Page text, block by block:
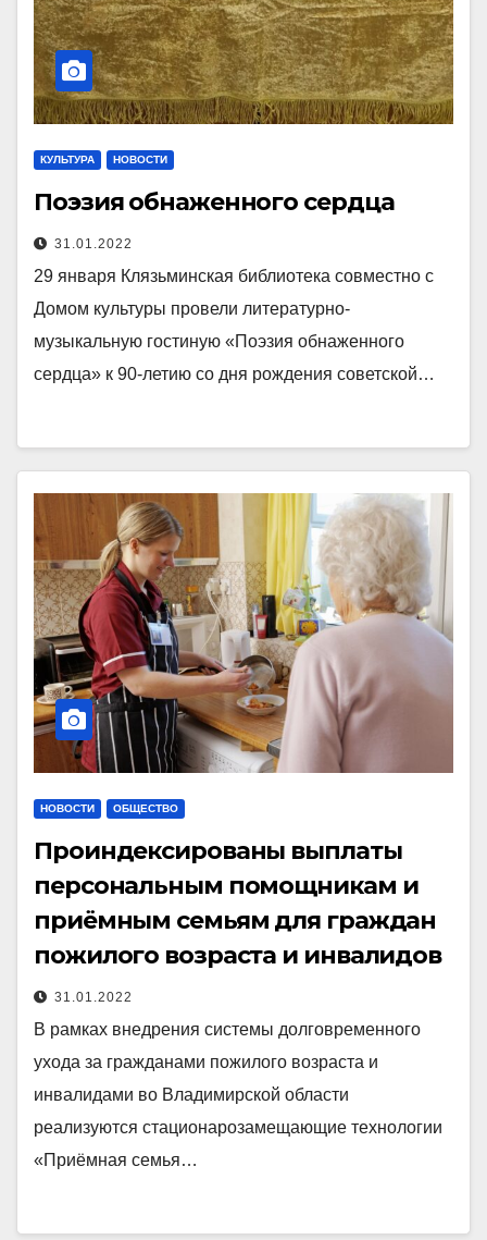
КУЛЬТУРА НОВОСТИ
Поэзия обнаженного сердца
31.01.2022
29 января Клязьминская библиотека совместно с
Домом культуры провели литературно-
музыкальную гостиную «Поэзия обнаженного
сердца» к 90-летию со дня рождения советской…
НОВОСТИ ОБЩЕСТВО
Проиндексированы выплаты
персональным помощникам и
приёмным семьям для граждан
пожилого возраста и инвалидов
31.01.2022
В рамках внедрения системы долговременного
ухода за гражданами пожилого возраста и
инвалидами во Владимирской области
реализуются стационарозамещающие технологии
«Приёмная семья…